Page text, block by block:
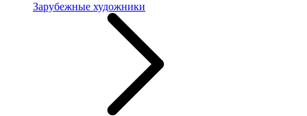
Зарубежные художники